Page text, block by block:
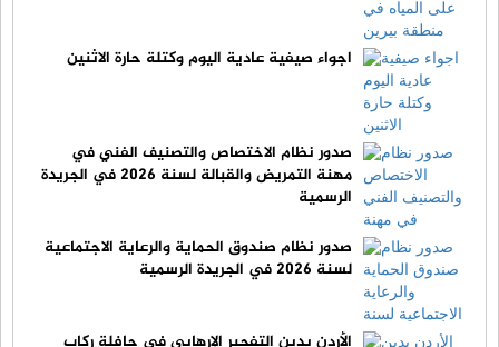
اجواء صيفية عادية اليوم وكتلة حارة الاثنين
صدور نظام الاختصاص والتصنيف الفني في
مهنة التمريض والقبالة لسنة 2026 في الجريدة
الرسمية
صدور نظام صندوق الحماية والرعاية الاجتماعية
لسنة 2026 في الجريدة الرسمية